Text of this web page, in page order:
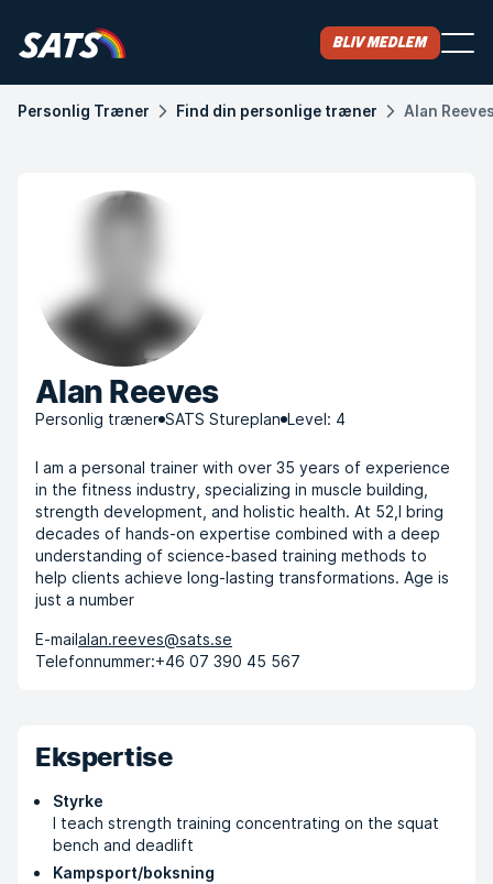
Bliv medlem
Personlig Træner Find din personlige træner Alan
Alan Reeves
Personlig træner SATS Stureplan Level: 4
I am a personal trainer with over 35 years of experience
in the fitness industry, specializing in muscle building,
strength development, and holistic health. At 52,I bring
decades of hands-on expertise combined with a deep
understanding of science-based training methods to
help clients achieve long-lasting transformations. Age is
just a number
E-mailalan.reeves@sats.se
Telefonnummer:+46 07 390 45 567
Ekspertise
Styrke
I teach strength training concentrating on the squat
bench and deadlift
Kampsport/boksning